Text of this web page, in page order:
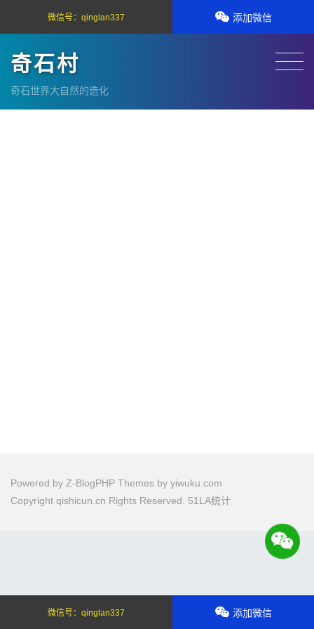
奇石村
奇石世界大自然的造化
Powered by Z-BlogPHP Themes by yiwuku.com
Copyright qishicun.cn Rights Reserved. 51LA统计
微信号：qinglan337 添加微信
微信号：qinglan337 添加微信